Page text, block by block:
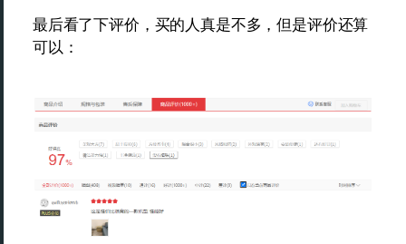
最后看了下评价，买的人真是不多，但是评价还算
可以：